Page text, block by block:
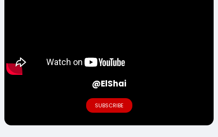
@ElShai
SUBSCRIBE